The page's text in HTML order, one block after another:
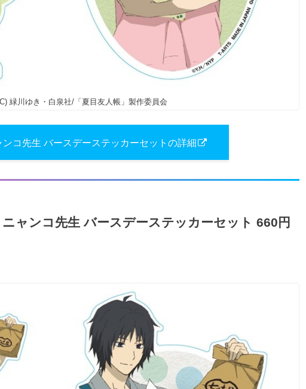
緑川ゆき・白泉社/「夏目友人帳」製作委員会
ンコ先生 バースデーステッカーセットの詳細
ニャンコ先生 バースデーステッカーセット 660円